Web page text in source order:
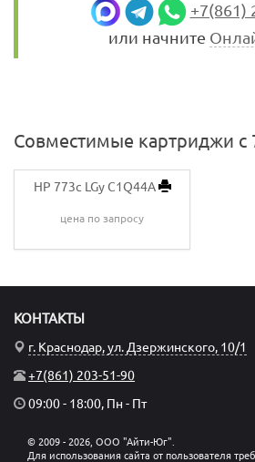
+7(861)
или начните
Совместимые картриджи с
HP 773c LGy C1Q44A
цена по запросу
КОНТАКТЫ
г. Краснодар, ул. Дзержинского, 10/1
+7(861) 203-51-90
09:00 - 18:00, Пн - Пт
© 2009 - 2026, ООО "Айти-Юг".
Для использования сайта от пользователя